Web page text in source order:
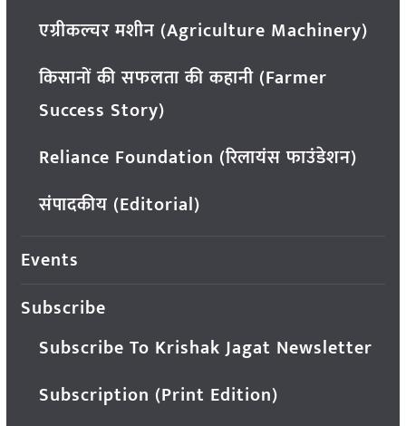
एग्रीकल्चर मशीन (Agriculture Machinery)
किसानों की सफलता की कहानी (Farmer
Success Story)
Reliance Foundation (रिलायंस फाउंडेशन)
संपादकीय (Editorial)
Events
Subscribe
Subscribe To Krishak Jagat Newsletter
Subscription (Print Edition)